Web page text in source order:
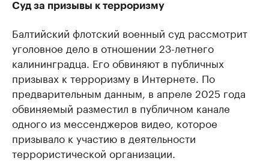
Суд за призывы к терроризму
Балтийский флотский военный суд рассмотрит
уголовное дело в отношении 23-летнего
калининградца. Его обвиняют в публичных
призывах к терроризму в Интернете. По
предварительным данным, в апреле 2025 года
обвиняемый разместил в публичном канале
одного из мессенджеров видео, которое
призывало к участию в деятельности
террористической организации.